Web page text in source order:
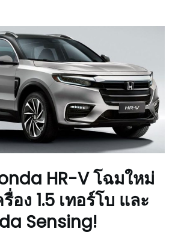
HR-V โฉมใหม่
อง 1.5 เทอร์โบ และ
Sensing!